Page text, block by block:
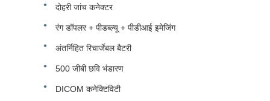
दोहरी जांच कनेक्टर
रंग डॉपलर + पीडब्ल्यू + पीडीआई इमेजिंग
अंतर्निहित रिचार्जेबल बैटरी
500 जीबी छवि भंडारण
DICOM कनेक्टिविटी